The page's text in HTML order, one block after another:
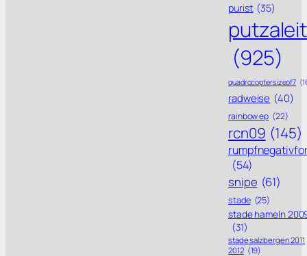
purist (35)
putzaleit
(925)
quadrocoptersizeof7
radweise (40)
rainbow ep (22)
rcn09 (145)
(54)
snipe (61)
stade (25)
stade hameln
(31)
stade salzbergen 2011
2012 (19)